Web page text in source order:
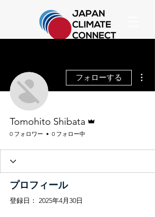
フォローする
Tomohito Shibata
0 フォロワー 0 フォロー中
プロフィール
登録日： 2025年4月30日